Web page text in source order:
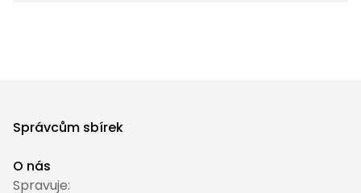
Správcům sbírek
O nás
Spravuje: